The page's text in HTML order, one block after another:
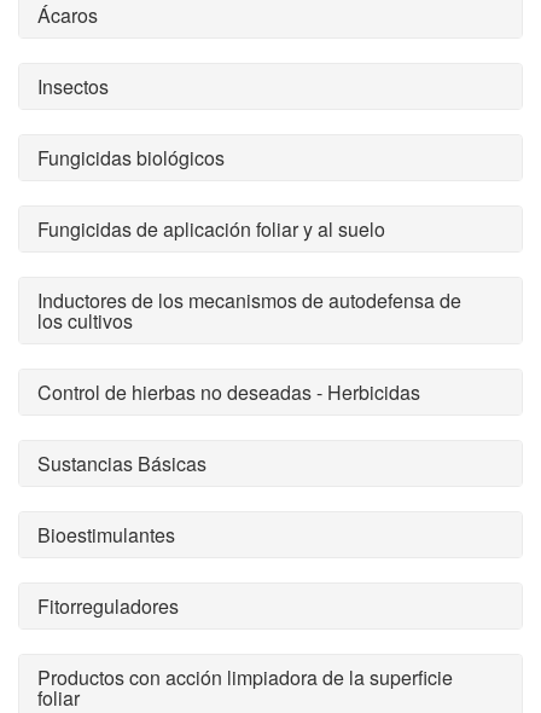
Ácaros
Insectos
Fungicidas biológicos
Fungicidas de aplicación foliar y al suelo
Inductores de los mecanismos de autodefensa de
los cultivos
Control de hierbas no deseadas - Herbicidas
Sustancias Básicas
Bioestimulantes
Fitorreguladores
Productos con acción limpiadora de la superficie
foliar